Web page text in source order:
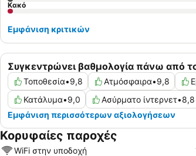
Συγκεντρώνει βαθμολογία πάνω από
Τοποθεσία•9,8 Ατμόσφαιρα•9,8
Κατάλυμα•9,0 Ασύρματο ίντερνετ•8,8
Εμφάνιση περισσότερων αξιολογήσεων
Κακό
Εμφάνιση κριτικών
Κορυφαίες παροχές
WiFi στην υποδοχή